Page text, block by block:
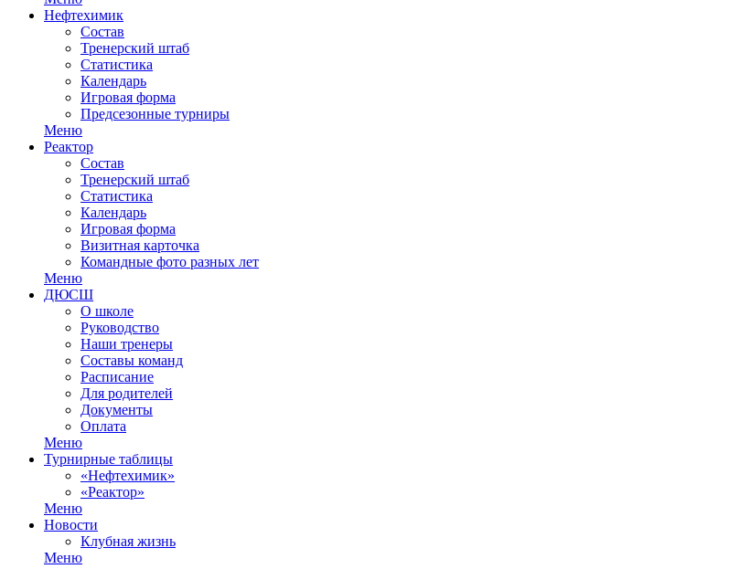
Нефтехимик
Состав
Тренерский штаб
Статистика
Календарь
Игровая форма
Предсезонные турниры
Меню
Реактор
Состав
Тренерский штаб
Статистика
Календарь
Игровая форма
Визитная карточка
Командные фото разных лет
Меню
ДЮСШ
О школе
Руководство
Наши тренеры
Составы команд
Расписание
Для родителей
Документы
Оплата
Меню
Турнирные таблицы
«Нефтехимик»
«Реактор»
Меню
Новости
Клубная жизнь
Меню